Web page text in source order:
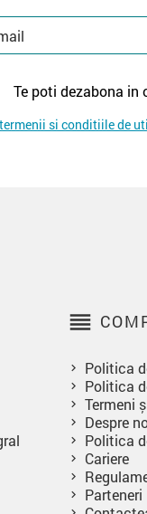
Te poti dezabona
termenii si conditiile de
reorder
Politica
Politica
Termeni
Despre
Politica
Cariere